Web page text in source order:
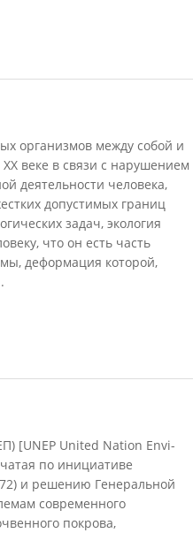
организмов между собой и
веке в связи с нарушением
деятельности человека,
допустимых границ
задач, экология
что он есть часть
деформация которой,
United Nation Envi-
по инициативе
и решению Генеральной
современного
покрова,